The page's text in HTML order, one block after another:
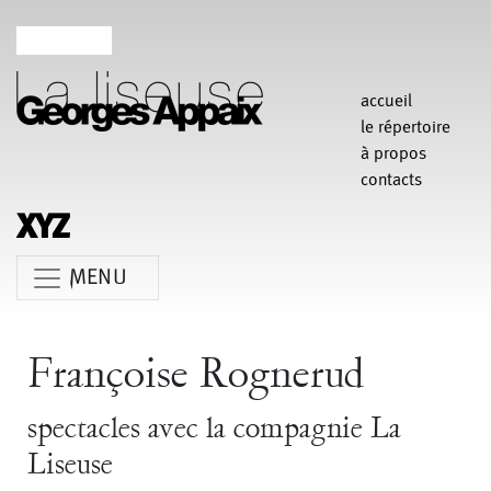
accueil
le répertoire
à propos
contacts
MENU
Anne Le Batard
Carlotta Sagna Catherine Rees
Chiara Gallerani Christian Rizzo Claudia Triozzi
Françoise Rognerud
spectacles avec la compagnie La
Liseuse